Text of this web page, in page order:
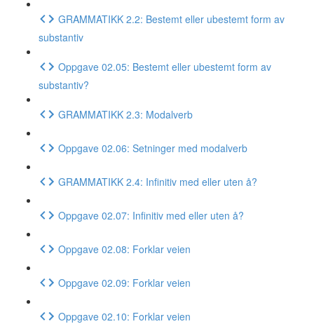
GRAMMATIKK 2.2: Bestemt eller ubestemt form av
substantiv
Oppgave 02.05: Bestemt eller ubestemt form av
substantiv?
GRAMMATIKK 2.3: Modalverb
Oppgave 02.06: Setninger med modalverb
GRAMMATIKK 2.4: Infinitiv med eller uten å?
Oppgave 02.07: Infinitiv med eller uten å?
Oppgave 02.08: Forklar veien
Oppgave 02.09: Forklar veien
Oppgave 02.10: Forklar veien